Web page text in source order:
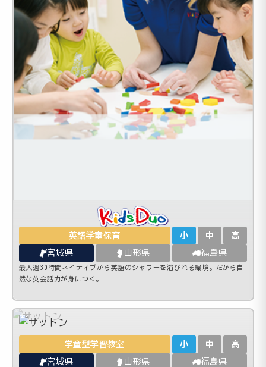
英語学童保育 小 中 高
宮城県 山形県 福島県
最大週30時間ネイティブから英語のシャワーを浴びれる環境。だから自
然な英会話力が身につく。
学童型学習教室 小 中 高
宮城県 山形県 福島県